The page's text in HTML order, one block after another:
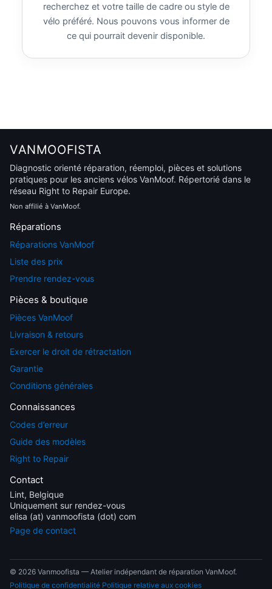
recherchez et votre taille de cadre ou style de
vélo préféré. Nous pouvons vous informer de
ce qui pourrait devenir disponible.
VANMOOFISTA
Diagnostic orienté réparation, réemploi, pièces et solutions
pratiques pour les anciens vélos VanMoof. Répertorié dans le
réseau Right to Repair Europe.
Non affilié à VanMoof.
Réparations
Réparations VanMoof
Liste des prix
Prendre rendez-vous
Pièces & boutique
Pièces VanMoof
Livraison & retours
Exercer le droit de rétractation
Garantie
Conditions générales
Connaissances
Codes d’erreur
Guide des modèles
Right to Repair
Contact
Lint, Belgique
Uniquement sur rendez-vous
elisa (at) vanmoofista (dot) com
Page de contact
© 2026 Vanmoofista — Atelier indépendant de réparation VanMoof.
Politique de confidentialité Politique relative aux cookies